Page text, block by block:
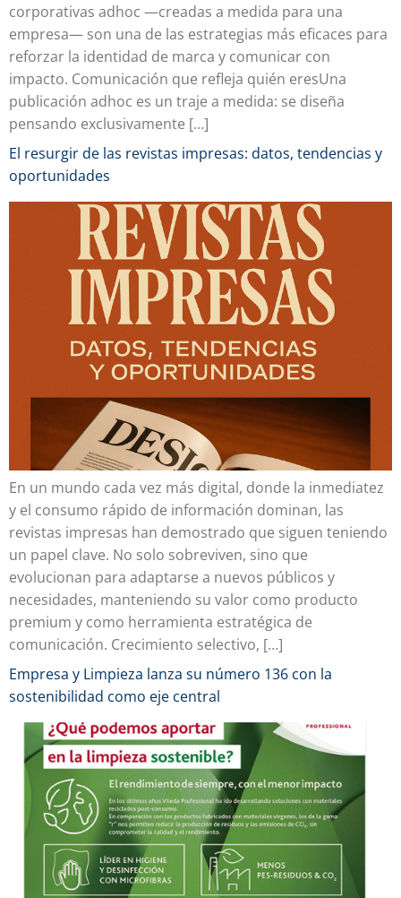
corporativas adhoc —creadas a medida para una
empresa— son una de las estrategias más eficaces para
reforzar la identidad de marca y comunicar con
impacto. Comunicación que refleja quién eresUna
publicación adhoc es un traje a medida: se diseña
pensando exclusivamente […]
El resurgir de las revistas impresas: datos, tendencias y
oportunidades
En un mundo cada vez más digital, donde la inmediatez
y el consumo rápido de información dominan, las
revistas impresas han demostrado que siguen teniendo
un papel clave. No solo sobreviven, sino que
evolucionan para adaptarse a nuevos públicos y
necesidades, manteniendo su valor como producto
premium y como herramienta estratégica de
comunicación. Crecimiento selectivo, […]
Empresa y Limpieza lanza su número 136 con la
sostenibilidad como eje central